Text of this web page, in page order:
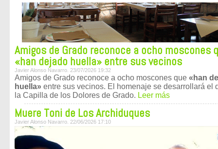
Amigos de Grado reconoce a ocho moscones
«han dejado huella» entre sus vecinos
Javier Alonso Navarro. 23/07/2026 19:32
Amigos de Grado reconoce a ocho moscones que «han
huella» entre sus vecinos. El homenaje se desarrollará el
la Capilla de los Dolores de Grado. Leer más
Muere Toni de Los Archiduques
Javier Alonso Navarro. 22/06/2026 17:10